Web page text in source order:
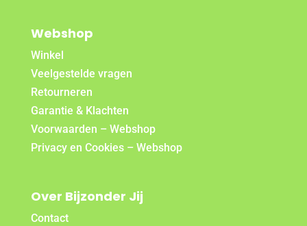
Webshop
Winkel
Veelgestelde vragen
Retourneren
Garantie & Klachten
Voorwaarden – Webshop
Privacy en Cookies – Webshop
Over Bijzonder Jij
Contact